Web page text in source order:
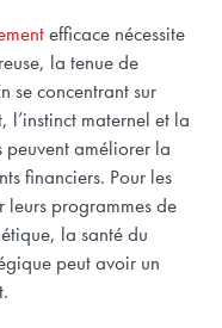
efficace nécessite
la tenue de
se concentrant sur
l’instinct maternel et la
améliorer la
financiers. Pour les
leurs programmes de
la santé du
peut avoir un